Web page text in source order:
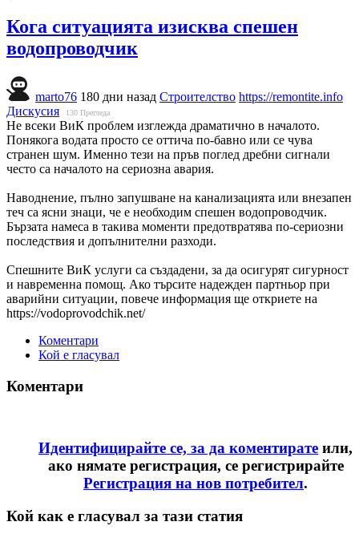
Кога ситуацията изисква спешен
водопроводчик
marto76 180 дни назад Строителство https://remontite.info
Дискусия
130 Прегледа
Не всеки ВиК проблем изглежда драматично в началото.
Понякога водата просто се оттича по-бавно или се чува
странен шум. Именно тези на пръв поглед дребни сигнали
често са началото на сериозна авария.
Наводнение, пълно запушване на канализацията или внезапен
теч са ясни знаци, че е необходим спешен водопроводчик.
Бързата намеса в такива моменти предотвратява по-сериозни
последствия и допълнителни разходи.
Спешните ВиК услуги са създадени, за да осигурят сигурност
и навременна помощ. Ако търсите надежден партньор при
аварийни ситуации, повече информация ще откриете на
https://vodoprovodchik.net/
Коментари
Кой е гласувал
Коментари
Идентифицирайте се, за да коментирате или,
ако нямате регистрация, се регистрирайте
Регистрация на нов потребител.
Кой как е гласувал за тази статия